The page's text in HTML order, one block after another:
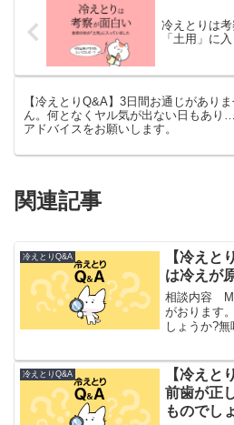
冷えとりは
「土用」に
【冷えとりQ&A】3日間お通じがあり
ん。何となくヤル気が出ない日もあり…
アドバイスをお願いします。
関連記事
冷えとりQ&A
【冷えと
は冷えが
相談内容 M
がおります
しょうか?無
喉の奥が弛
うような病
らの見解で
毒が多いの
冷えとりQ&A
【冷えと
前歯が正
ものでし